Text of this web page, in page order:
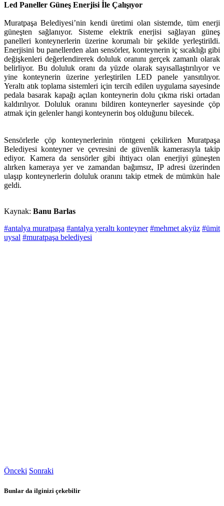
Led Paneller Güneş Enerjisi İle Çalışıyor
Muratpaşa Belediyesi’nin kendi üretimi olan sistemde, tüm enerji
güneşten sağlanıyor. Sisteme elektrik enerjisi sağlayan güneş
panelleri konteynerlerin üzerine korumalı bir şekilde yerleştirildi.
Enerjisini bu panellerden alan sensörler, konteynerin iç sıcaklığı gibi
değişkenleri değerlendirerek doluluk oranını gerçek zamanlı olarak
belirliyor. Bu doluluk oranı da yüzde olarak sayısallaştırılıyor ve
yine konteynerin üzerine yerleştirilen LED panele yansıtılıyor.
Yeraltı atık toplama sistemleri için tercih edilen uygulama sayesinde
pedala basarak kapağı açılan konteynerin dolu çıkma riski ortadan
kaldırılıyor. Doluluk oranını bildiren konteynerler sayesinde çöp
atmak için gelenler hangi konteynerin boş olduğunu bilecek.
Sensörlerle çöp konteynerlerinin röntgeni çekilirken Muratpaşa
Belediyesi konteyner ve çevresini de güvenlik kamerasıyla takip
ediyor. Kamera da sensörler gibi ihtiyacı olan enerjiyi güneşten
alırken kameraya yer ve zamandan bağımsız, IP adresi üzerinden
ulaşıp konteynerlerin doluluk oranını takip etmek de mümkün hale
geldi.
Kaynak: Banu Barlas
#antalya muratpaşa #antalya yeraltı konteyner #mehmet akyüz #ümit
uysal #muratpaşa belediyesi
Önceki Sonraki
Bunlar da ilginizi çekebilir